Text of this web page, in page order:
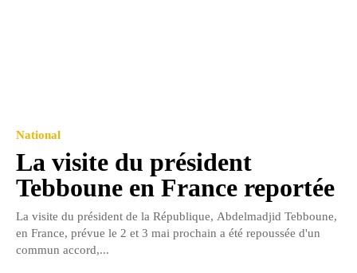
National
La visite du président
Tebboune en France reportée
La visite du président de la République, Abdelmadjid Tebboune,
en France, prévue le 2 et 3 mai prochain a été repoussée d'un
commun accord,...